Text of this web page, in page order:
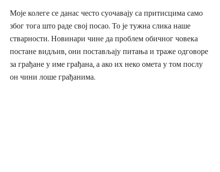
Моје колеге се данас често суочавају са притисцима само
због тога што раде свој посао. То је тужна слика наше
стварности. Новинари чине да проблем обичног човека
постане видљив, они постављају питања и траже одговоре
за грађане у име грађана, а ако их неко омета у том послу
он чини лоше грађанима.